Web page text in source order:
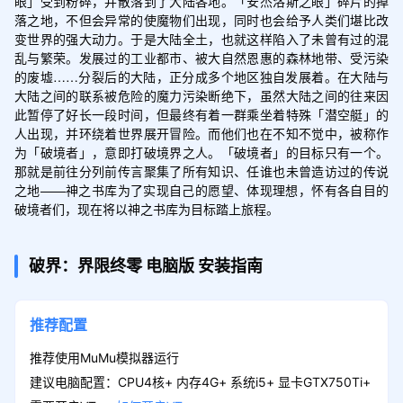
落之地，不但会异常的使魔物们出现，同时也会给予人类们堪比改
变世界的强大动力。于是大陆全土，也就这样陷入了未曾有过的混
乱与繁荣。发展过的工业都市、被大自然恩惠的森林地带、受污染
的废墟……分裂后的大陆，正分成多个地区独自发展着。在大陆与
大陆之间的联系被危险的魔力污染断绝下，虽然大陆之间的往来因
此暂停了好长一段时间，但最终有着一群乘坐着特殊「潜空艇」的
人出现，并环绕着世界展开冒险。而他们也在不知不觉中，被称作
为「破境者」，意即打破境界之人。「破境者」的目标只有一个。
那就是前往分列前传言聚集了所有知识、任谁也未曾造访过的传说
之地——神之书库为了实现自己的愿望、体现理想，怀有各自目的
破境者们，现在将以神之书库为目标踏上旅程。
破界：界限终零 电脑版 安装指南
推荐配置
推荐使用MuMu模拟器运行
建议电脑配置：CPU4核+ 内存4G+ 系统i5+ 显卡GTX750Ti+